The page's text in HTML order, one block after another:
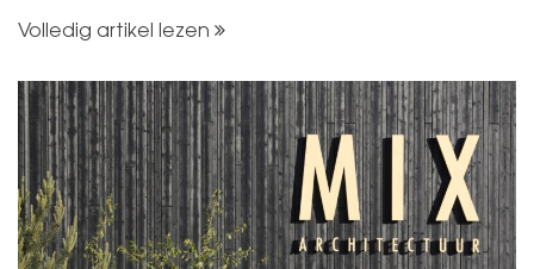
Volledig artikel lezen